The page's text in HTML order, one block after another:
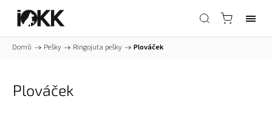
Domů / Pešky / Ringojuta pešky / Plováček
Plováček